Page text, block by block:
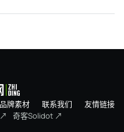
品牌素材 联系我们
友情链接
奇客Solidot ↗